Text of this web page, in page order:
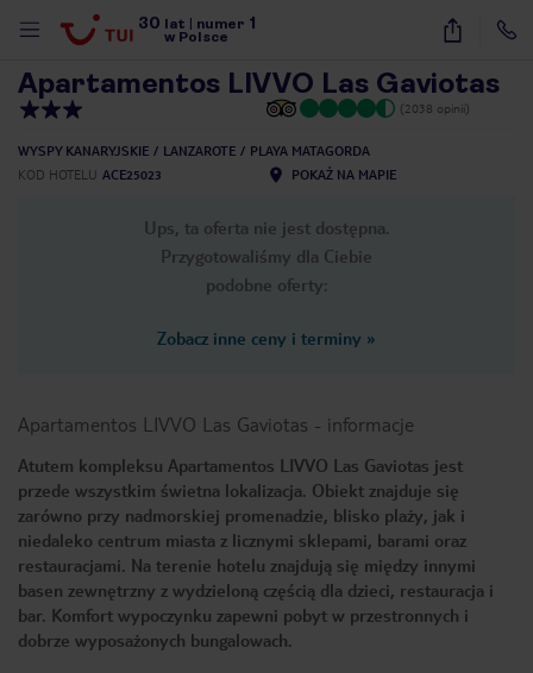
30 lat numer 1
w Polsce
27
Apartamentos LIVVO Las Gaviotas
(2038 opinii)
WYSPY KANARYJSKIE LANZAROTE
PLAYA MATAGORDA
KOD HOTELU ACE25023 POKAŻ NA MAPIE
Ups, ta oferta nie jest dostępna.
Przygotowaliśmy dla Ciebie
podobne oferty:
Zobacz inne ceny i terminy »
Apartamentos LIVVO Las Gaviotas - informacje
Atutem kompleksu Apartamentos LIVVO Las Gaviotas jest
przede wszystkim świetna lokalizacja. Obiekt znajduje się
zarówno przy nadmorskiej promenadzie, blisko plaży, jak i
niedaleko centrum miasta z licznymi sklepami, barami oraz
restauracjami. Na terenie hotelu znajdują się między innymi
basen zewnętrzny z wydzieloną częścią dla dzieci, restauracja i
bar. Komfort wypoczynku zapewni pobyt w przestronnych i
dobrze wyposażonych bungalowach.